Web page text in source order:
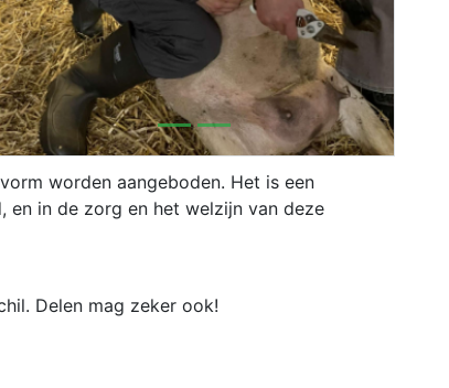
worden aangeboden. Het is een
en in de zorg en het welzijn van deze
Delen mag zeker ook!